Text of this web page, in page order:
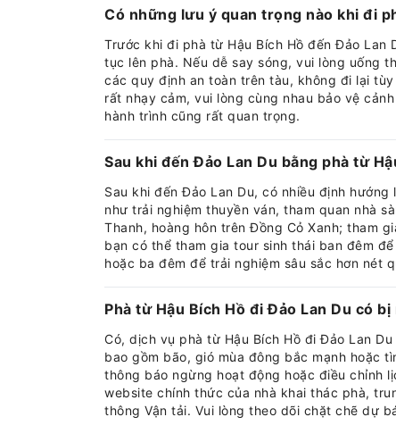
Có những lưu ý quan trọng nào khi đi
Trước khi đi phà từ Hậu Bích Hồ đến Đảo Lan
tục lên phà. Nếu dễ say sóng, vui lòng uống
các quy định an toàn trên tàu, không đi lại
rất nhạy cảm, vui lòng cùng nhau bảo vệ
hành trình cũng rất quan trọng.
Sau khi đến Đảo Lan Du bằng phà từ
Sau khi đến Đảo Lan Du, có nhiều định
như trải nghiệm thuyền ván, tham quan nhà
Thanh, hoàng hôn trên Đồng Cỏ Xanh; tham
bạn có thể tham gia tour sinh thái ban đêm
hoặc ba đêm để trải nghiệm sâu sắc hơn nét
Phà từ Hậu Bích Hồ đi Đảo Lan Du có
Có, dịch vụ phà từ Hậu Bích Hồ đi Đảo Lan
bao gồm bão, gió mùa đông bắc mạnh hoặc
thông báo ngừng hoạt động hoặc điều chỉnh
website chính thức của nhà khai thác phà,
thông Vận tải. Vui lòng theo dõi chặt chẽ dự